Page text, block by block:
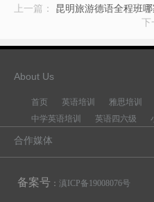
上一篇： 昆明旅游德语全程班
下
About Us
首页 英语培训 雅思培训
中学英语培训
英语四六级
合作媒体
备案号： 滇ICP备19008076号